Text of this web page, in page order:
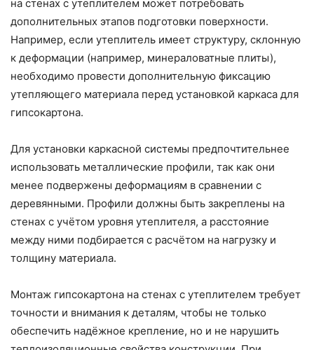
на стенах с утеплителем может потребовать
дополнительных этапов подготовки поверхности.
Например, если утеплитель имеет структуру, склонную
к деформации (например, минераловатные плиты),
необходимо провести дополнительную фиксацию
утепляющего материала перед установкой каркаса для
гипсокартона.
Для установки каркасной системы предпочтительнее
использовать металлические профили, так как они
менее подвержены деформациям в сравнении с
деревянными. Профили должны быть закреплены на
стенах с учётом уровня утеплителя, а расстояние
между ними подбирается с расчётом на нагрузку и
толщину материала.
Монтаж гипсокартона на стенах с утеплителем требует
точности и внимания к деталям, чтобы не только
обеспечить надёжное крепление, но и не нарушить